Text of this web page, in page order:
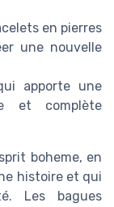
en pierres
une nouvelle
apporte une
et complète
boheme, en
histoire et qui
Les bagues